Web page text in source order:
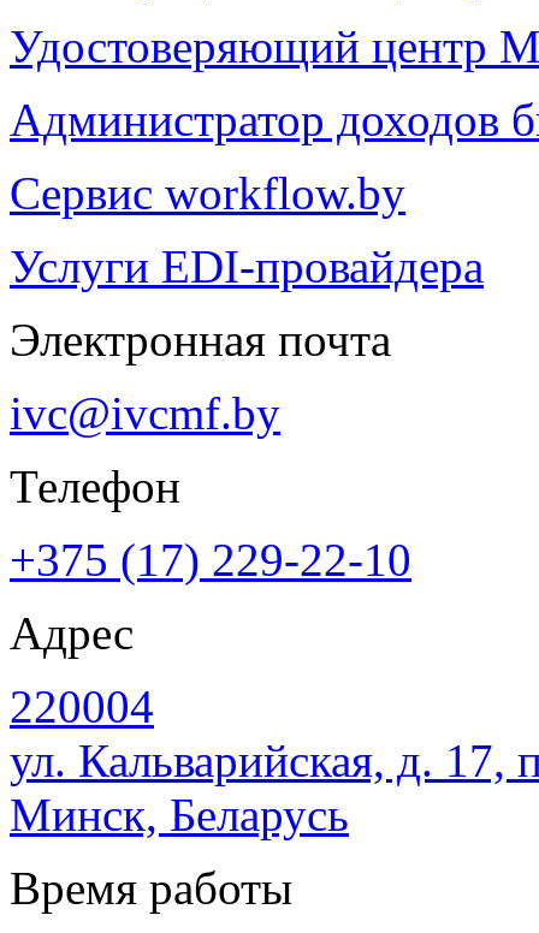
Удостоверяющий центр
Администратор доходов
Сервис workflow.by
Услуги EDI-провайдера
Электронная почта
ivc@ivcmf.by
Телефон
+375 (17) 229-22-10
Адрес
220004
ул. Кальварийская, д.
Минск, Беларусь
Время работы